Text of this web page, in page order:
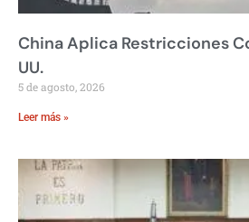
China Aplica Restricciones
UU.
5 de agosto, 2026
Leer más »